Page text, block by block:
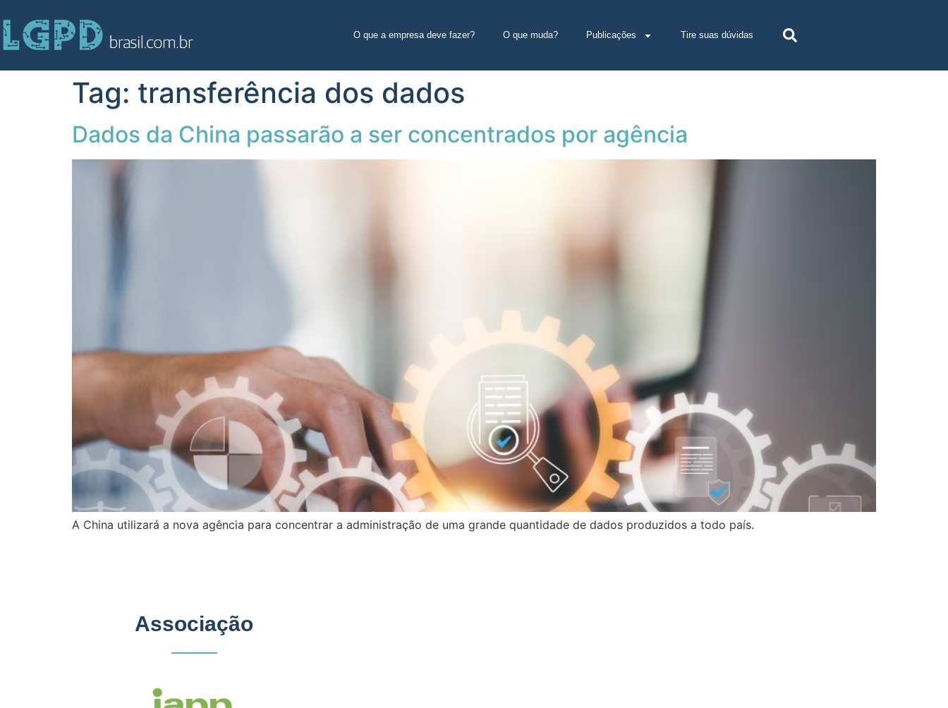
O que a empresa deve fazer? O que muda? Publicações Tire suas dúvidas
Tag: transferência dos dados
Dados da China passarão a ser concentrados por agência
A China utilizará a nova agência para concentrar a administração de uma grande quantidade de dados produzidos a todo país.
Associação